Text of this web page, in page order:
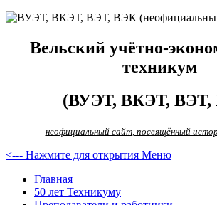
Вельский учётно-
техникум
(ВУЭТ, ВКЭТ, ВЭТ,
неофициальный сайт, посвящённый
<--- Нажмите для открытия Меню
Главная
50 лет Техникуму